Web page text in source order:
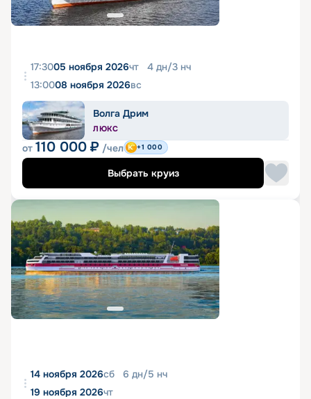
17:3005 ноября 2026чт 4 дн/3 нч
13:0008 ноября 2026вс
Волга Дрим
ЛЮКС
от 110 000 ₽ /чел +1 000
Выбрать круиз
14 ноября 2026сб 6 дн/5 нч
19 ноября 2026чт